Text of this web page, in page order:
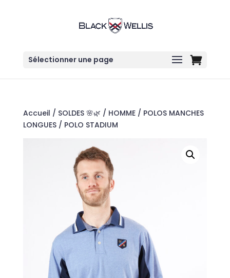
Sélectionner une page
Accueil / SOLDES 🌸🌿 / HOMME/ POLOS MANCHES
LONGUES/ POLO STADIUM